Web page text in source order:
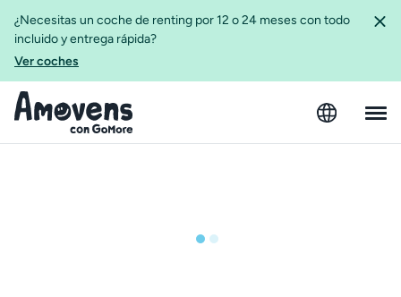
¿Necesitas un coche de renting por 12 o 24 meses con todo
incluido y entrega rápida?
Ver coches